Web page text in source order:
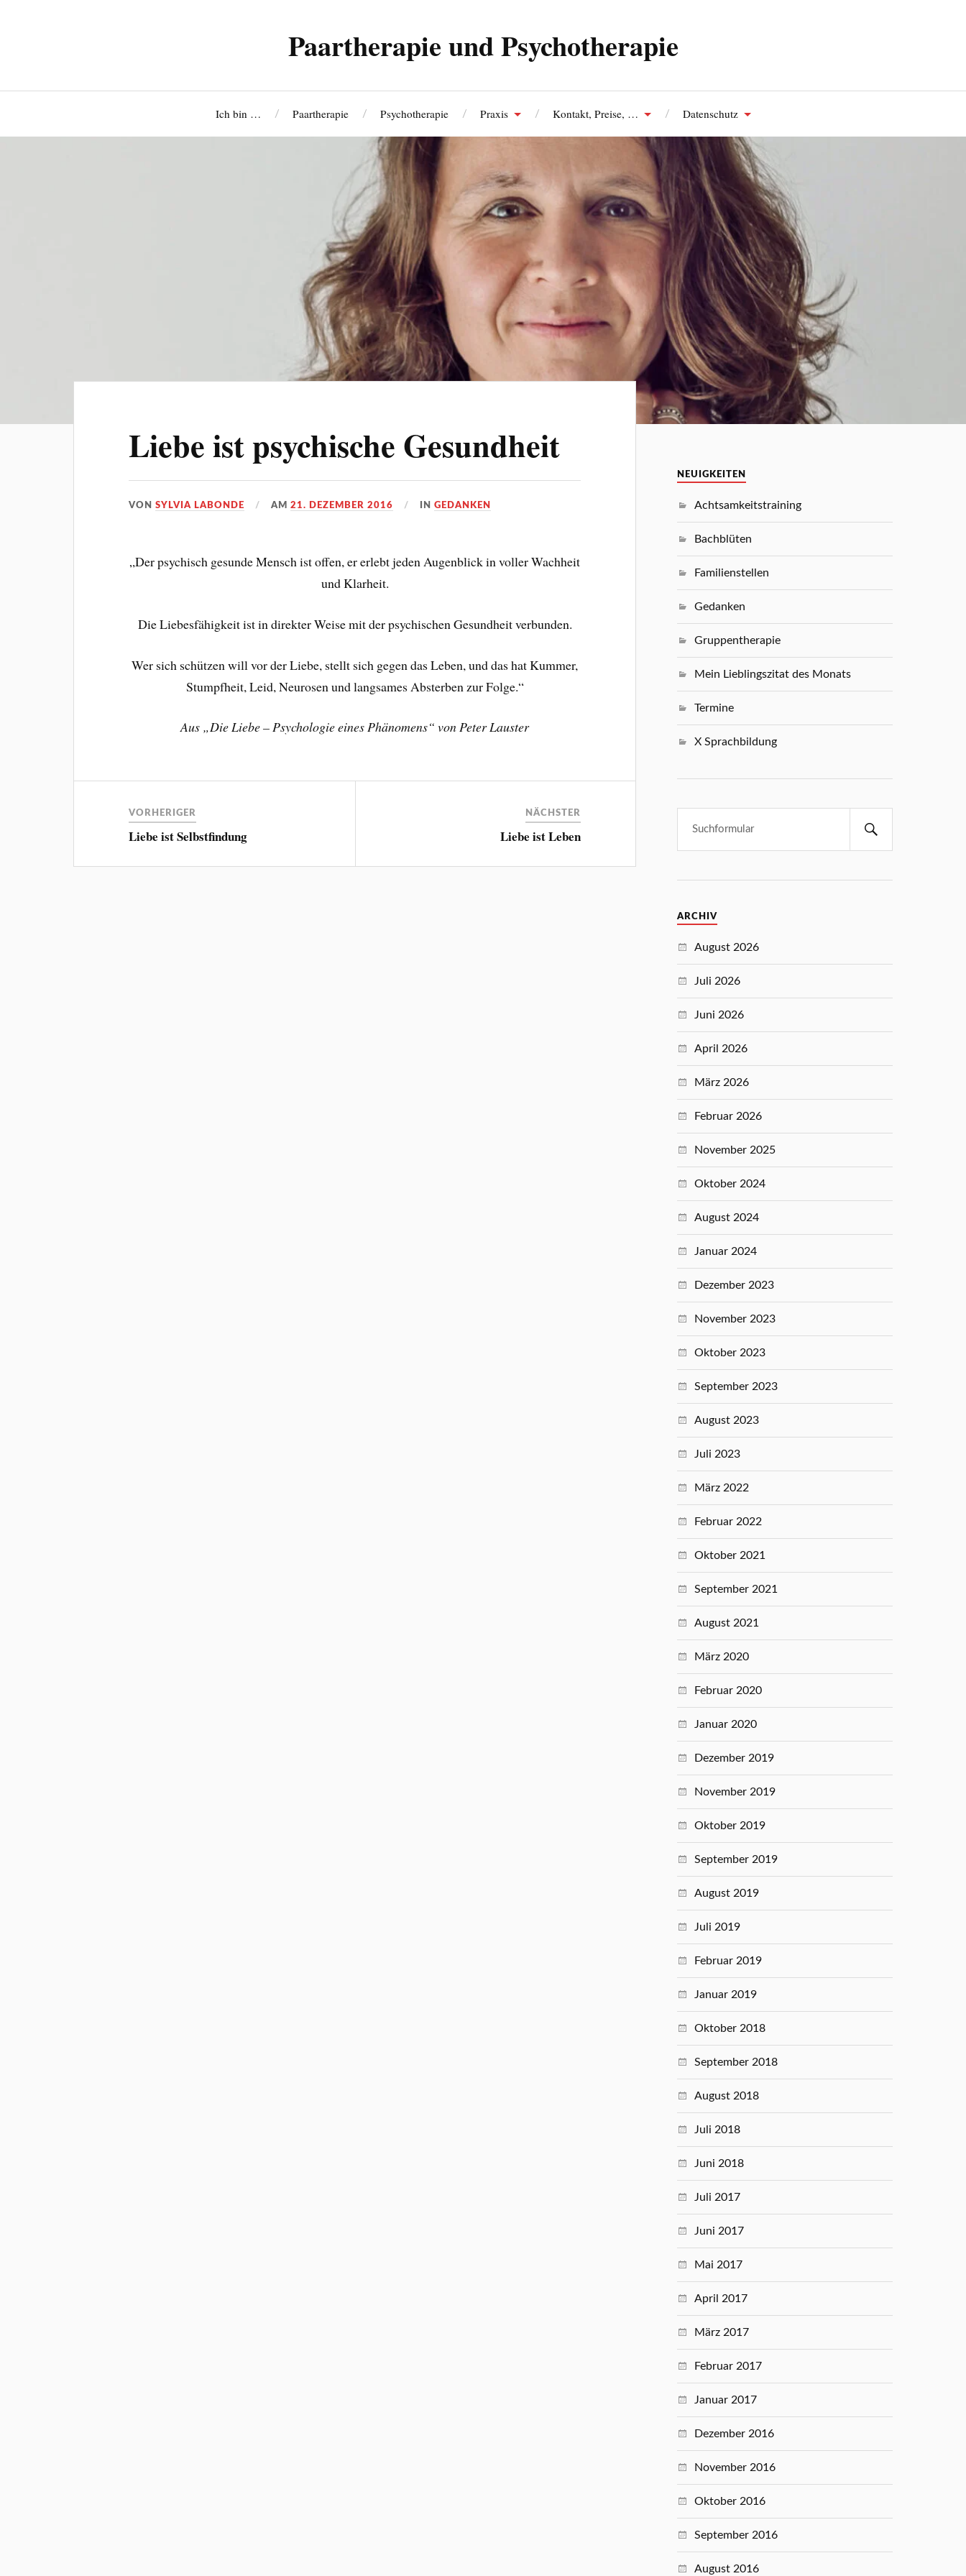
Paartherapie und Psychotherapie
Ich bin … Paartherapie Psychotherapie Praxis Kontakt, Preise, … Datenschutz
Liebe ist psychische Gesundheit
VONSYLVIA LABONDE AM21. DEZEMBER 2016 INGEDANKEN
„Der psychisch gesunde Mensch ist offen, er erlebt jeden Augenblick in voller Wachheit
und Klarheit.
Die Liebesfähigkeit ist in direkter Weise mit der psychischen Gesundheit verbunden.
Wer sich schützen will vor der Liebe, stellt sich gegen das Leben, und das hat Kummer,
Stumpfheit, Leid, Neurosen und langsames Absterben zur Folge.“
Aus „Die Liebe – Psychologie eines Phänomens“ von Peter Lauster
VORHERIGER
Liebe ist Selbstfindung
NÄCHSTER
Liebe ist Leben
NEUIGKEITEN
Achtsamkeitstraining
Bachblüten
Familienstellen
Gedanken
Gruppentherapie
Mein Lieblingszitat des Monats
Termine
X Sprachbildung
ARCHIV
August 2026
Juli 2026
Juni 2026
April 2026
März 2026
Februar 2026
November 2025
Oktober 2024
August 2024
Januar 2024
Dezember 2023
November 2023
Oktober 2023
September 2023
August 2023
Juli 2023
März 2022
Februar 2022
Oktober 2021
September 2021
August 2021
März 2020
Februar 2020
Januar 2020
Dezember 2019
November 2019
Oktober 2019
September 2019
August 2019
Juli 2019
Februar 2019
Januar 2019
Oktober 2018
September 2018
August 2018
Juli 2018
Juni 2018
Juli 2017
Juni 2017
Mai 2017
April 2017
März 2017
Februar 2017
Januar 2017
Dezember 2016
November 2016
Oktober 2016
September 2016
August 2016